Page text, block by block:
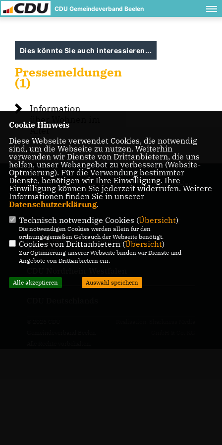
CDU Gemeindeverband Beelen
Dies könnte Sie auch interessieren...
Pressemeldungen
(1)
Information
über Wohnen im
Alter
Herzlich Willkommen bei der CDU Ortsunion Beelen
IMPRESSUM DATENSCHUTZ KONTAKT
CDU Kreisverband Warendorf-
Beckum
Cookie Hinweis
Diese Webseite verwendet Cookies, die notwendig
sind, um die Webseite zu nutzen. Weiterhin
verwenden wir Dienste von Drittanbietern, die uns
helfen, unser Webangebot zu verbessern (Website-
Optmierung). Für die Verwendung bestimmter
Dienste, benötigen wir Ihre Einwilligung. Ihre
Einwilligung können Sie jederzeit widerrufen. Weitere
Informationen finden Sie in unserer
Datenschutzerklärung.
Technisch notwendige Cookies (Übersicht)
Die notwendigen Cookies werden allein für den
ordnungsgemäßen Gebrauch der Webseite benötigt.
Cookies von Drittanbietern (Übersicht)
Zur Optimierung unserer Webseite binden wir Dienste und
Angebote von Drittanbietern ein.
Alle akzeptieren Auswahl speichern